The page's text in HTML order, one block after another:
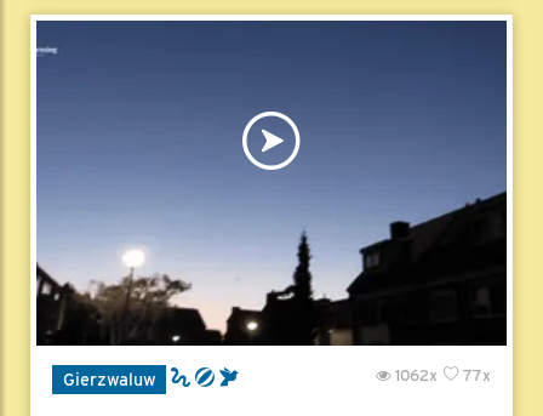
Gierzwaluw 77x
1062x